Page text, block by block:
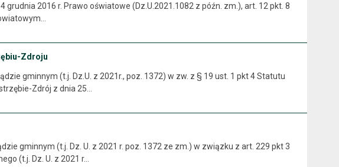
2016 r. Prawo oświatowe (Dz.U.2021.1082 z późn. zm.), art. 12 pkt. 8
Zdroju
gminnym (t.j. Dz.U. z 2021r., poz. 1372) w zw. z § 19 ust. 1 pkt 4 Statutu
Zdrój z dnia 25…
gminnym (t.j. Dz. U. z 2021 r. poz. 1372 ze zm.) w związku z art. 229 pkt 3
(t.j. Dz. U. z 2021 r…